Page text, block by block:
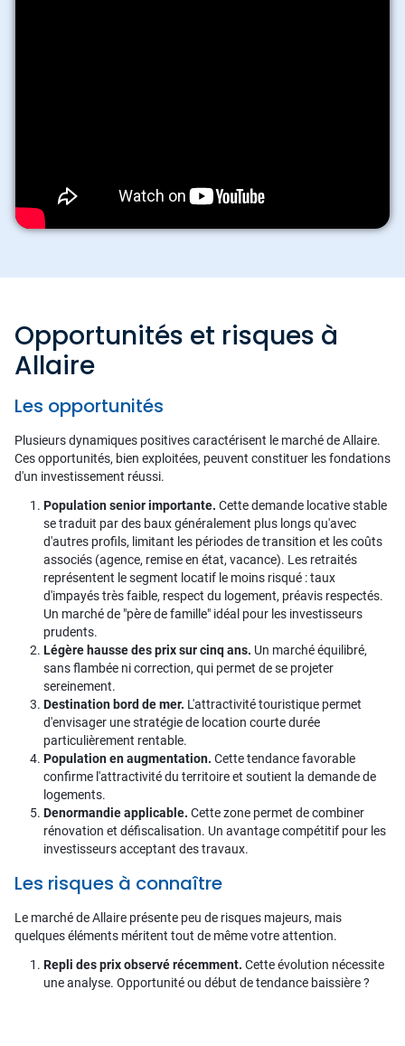
Opportunités et risques à
Allaire
Les opportunités
Plusieurs dynamiques positives caractérisent le marché de Allaire.
Ces opportunités, bien exploitées, peuvent constituer les fondations
d'un investissement réussi.
Population senior importante. Cette demande locative stable
se traduit par des baux généralement plus longs qu'avec
d'autres profils, limitant les périodes de transition et les coûts
associés (agence, remise en état, vacance). Les retraités
représentent le segment locatif le moins risqué : taux
d'impayés très faible, respect du logement, préavis respectés.
Un marché de "père de famille" idéal pour les investisseurs
prudents.
Légère hausse des prix sur cinq ans. Un marché équilibré,
sans flambée ni correction, qui permet de se projeter
sereinement.
Destination bord de mer. L'attractivité touristique permet
d'envisager une stratégie de location courte durée
particulièrement rentable.
Population en augmentation. Cette tendance favorable
confirme l'attractivité du territoire et soutient la demande de
logements.
Denormandie applicable. Cette zone permet de combiner
rénovation et défiscalisation. Un avantage compétitif pour les
investisseurs acceptant des travaux.
Les risques à connaître
Le marché de Allaire présente peu de risques majeurs, mais
quelques éléments méritent tout de même votre attention.
Repli des prix observé récemment. Cette évolution nécessite
une analyse. Opportunité ou début de tendance baissière ?